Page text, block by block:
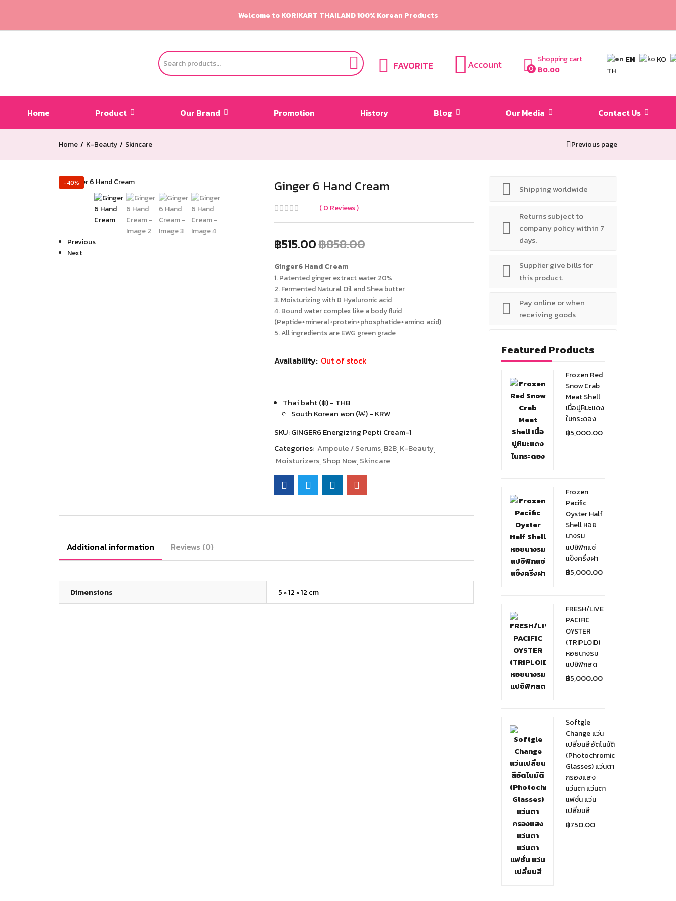
Welcome to KORIKART THAILAND 100% Korean Products
FAVORITE Account 0
Shopping cart
฿0.00
EN
KO
TH
Home Product Our Brand Promotion History Blog Our Media Contact Us
Home K-Beauty Skincare Previous page
Shipping worldwide
Returns subject to
company policy within 7
days.
Supplier give bills for
this product.
Pay online or when
receiving goods
Featured Products
Frozen Red
Snow Crab
Meat Shell
เนื้อปูหิมะแดง
ในกระดอง
฿5,000.00
Frozen
Pacific
Oyster Half
Shell หอย
นางรม
แปซิฟิกแช่
แข็งครึ่งฝา
฿5,000.00
FRESH/LIVE
PACIFIC
OYSTER
(TRIPLOID)
หอยนางรม
แปซิฟิกสด
฿5,000.00
Softgle
Change แว่น
เปลี่ยนสีอัตโนมัติ
(Photochromic
Glasses) แว่นตา
กรองแสง
แว่นตา แว่นตา
แฟชั่น แว่น
เปลี่ยนสี
฿750.00
-40%
Previous
Next
Ginger 6 Hand Cream
0 Reviews
฿515.00฿858.00
Ginger6 Hand Cream
1. Patented ginger extract water 20%
2. Fermented Natural Oil and Shea butter
3. Moisturizing with 8 Hyaluronic acid
4. Bound water complex like a body fluid
(Peptide+mineral+protein+phosphatide+amino acid)
5. All ingredients are EWG green grade
Availability: Out of stock
Thai baht (฿) - THB
South Korean won (₩) - KRW
SKU:GINGER6 Energizing Pepti Cream-1
Categories: Ampoule / Serums B2B K-Beauty
Moisturizers Shop Now Skincare
Additional information Reviews (0)
Dimensions 5 × 12 × 12 cm